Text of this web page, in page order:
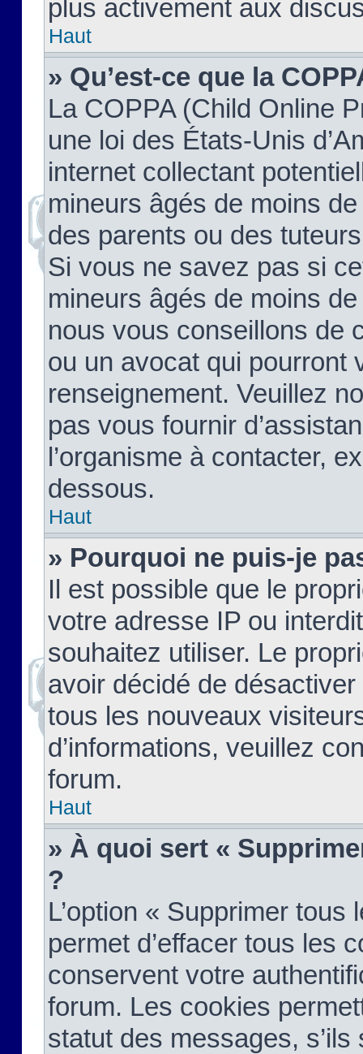
plus activement aux
Haut
» Qu’est-ce que la
La COPPA (Child Online
une loi des États-Unis
internet collectant
mineurs âgés de moins
des parents ou des
Si vous ne savez pas si
mineurs âgés de moins
nous vous conseillons de
ou un avocat qui pourront
renseignement. Veuillez
pas vous fournir
l’organisme à contacter,
dessous.
Haut
» Pourquoi ne puis-je
Il est possible que le
votre adresse IP ou
souhaitez utiliser. Le
avoir décidé de
tous les nouveaux
d’informations, veuillez
forum.
Haut
» À quoi sert «
?
L’option « Supprimer
permet d’effacer tous les
conservent votre
forum. Les cookies
statut des messages,